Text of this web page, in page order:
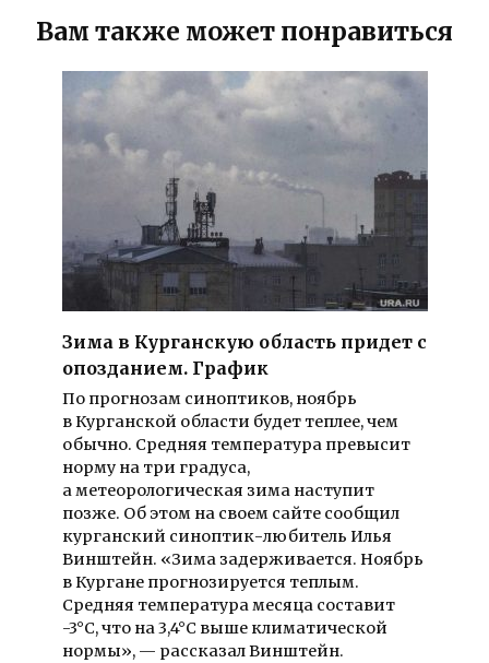
Вам также может понравиться
Зима в Курганскую область придет с
опозданием. График
По прогнозам синоптиков, ноябрь
в Курганской области будет теплее, чем
обычно. Средняя температура превысит
норму на три градуса,
а метеорологическая зима наступит
позже. Об этом на своем сайте сообщил
курганский синоптик-любитель Илья
Винштейн. «Зима задерживается. Ноябрь
в Кургане прогнозируется теплым.
Средняя температура месяца составит
-3°C, что на 3,4°C выше климатической
нормы», — рассказал Винштейн.